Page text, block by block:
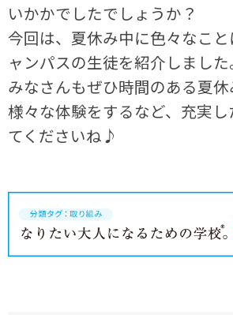
いかかでしたでしょうか？
今回は、夏休み中に色々なこ
ャンパスの生徒を紹介しました
みなさんもぜひ時間のある夏
様々な体験をするなど、充実
てくださいね♪